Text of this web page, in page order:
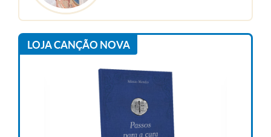
LOJA CANÇÃO NOVA